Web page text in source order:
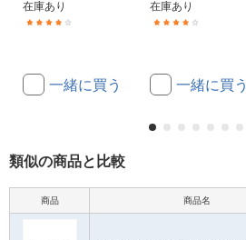
在庫あり
一緒に買う
在庫あり
一緒に買う
類似の商品と比較
商品 商品名